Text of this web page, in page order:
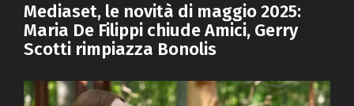
Mediaset, le novità di maggio 2025:
Maria De Filippi chiude Amici, Gerry
Scotti rimpiazza Bonolis